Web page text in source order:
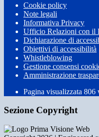
Cookie policy
Note legali
Informativa Privacy
Ufficio Relazioni con il
Dichiarazione di
Obiettivi di accessibilità
Whistleblowing
Gestione consensi
Amministrazione
Pagina visualizzata 806
Sezione Copyright